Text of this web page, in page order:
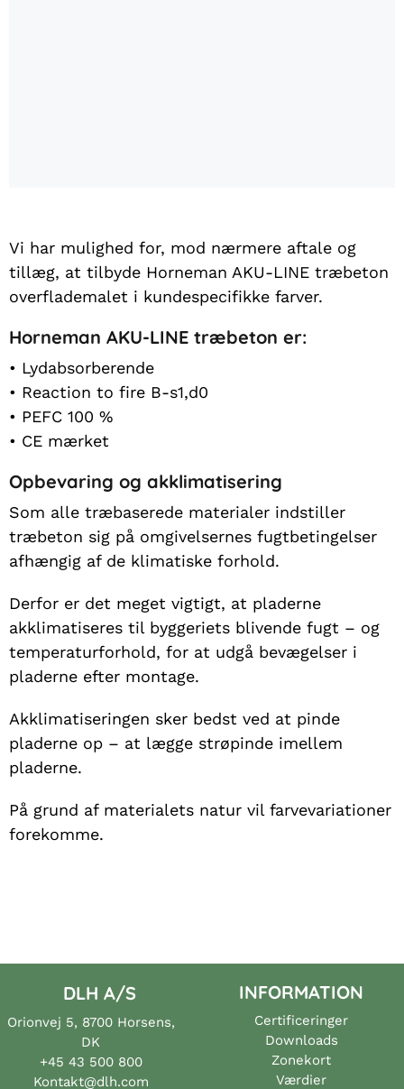
Klik
her
Vi har mulighed for, mod nærmere aftale og
tillæg, at tilbyde Horneman AKU-LINE træbeton
overflademalet i kundespecifikke farver.
Horneman AKU-LINE træbeton er:
• Lydabsorberende
• Reaction to fire B-s1,d0
• PEFC 100 %
• CE mærket
Opbevaring og akklimatisering
Som alle træbaserede materialer indstiller
træbeton sig på omgivelsernes fugtbetingelser
afhængig af de klimatiske forhold.
Derfor er det meget vigtigt, at pladerne
akklimatiseres til byggeriets blivende fugt – og
temperaturforhold, for at udgå bevægelser i
pladerne efter montage.
Akklimatiseringen sker bedst ved at pinde
pladerne op – at lægge strøpinde imellem
pladerne.
På grund af materialets natur vil farvevariationer
forekomme.
DLH A/S
Orionvej 5, 8700 Horsens,
DK
+45 43 500 800
Kontakt@dlh.com
INFORMATION
Certificeringer
Downloads
Zonekort
Værdier